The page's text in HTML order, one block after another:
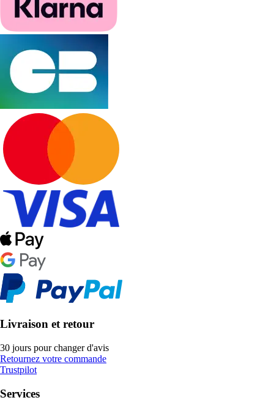
Livraison et retour
30 jours pour changer d'avis
Retournez votre commande
Trustpilot
Services